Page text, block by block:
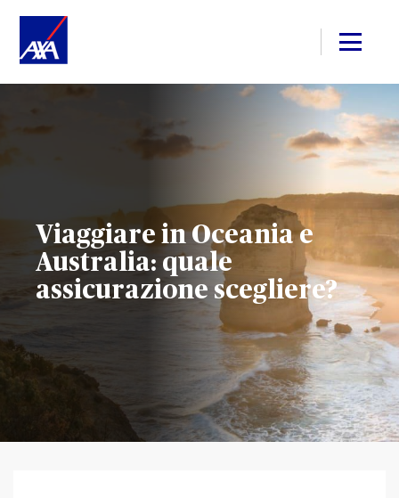
Viaggiare in Oceania e
Australia: quale
assicurazione scegliere?